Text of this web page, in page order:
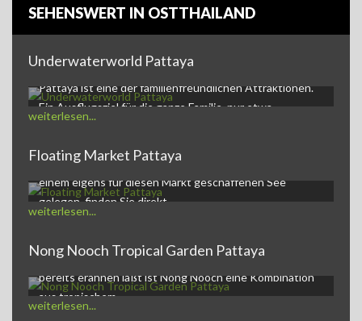
SEHENSWERT IN OSTTHAILAND
Underwaterworld Pattaya
Underwaterworld PattayaDie Underwaterworld in
Pattaya ist eine der familienfreundlichen Attraktionen.
Ein Ausflugsziel für die ganze Familie, nur etwa…
weiterlesen...
Floating Market Pattaya
Der Pattaya Floating Market,ein kleines Markt-Dorf auf
einem eigens für diesen Markt geschaffenen See
gelegen, finden Sie direkt…
weiterlesen...
Nong Nooch Tropical Garden Pattaya
Nong Nooch Tropical Garden and Resortwie der Name
bereits erahnen läßt ist Nong Nooch eine Kombination
aus tropischem…
weiterlesen...